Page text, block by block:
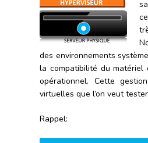
des environnements
la compatibilité du
opérationnel. Cette
virtuelles que l’on veut
Rappel: